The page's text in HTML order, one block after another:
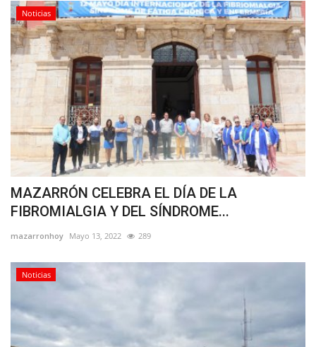
Noticias
MAZARRÓN CELEBRA EL DÍA DE LA
FIBROMIALGIA Y DEL SÍNDROME...
mazarronhoy Mayo 13, 2022 289
Noticias